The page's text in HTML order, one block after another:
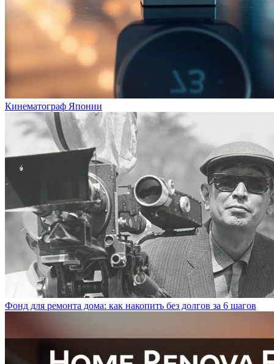
Кинематограф Японии
Фонд для ремонта дома: как накопить без долгов за 6 шагов